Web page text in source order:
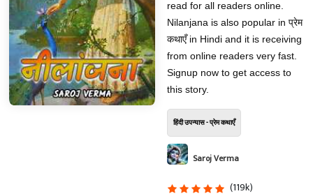
read for all readers online.
Nilanjana is also popular in प्रेम
कथाएँ in Hindi and it is receiving
from online readers very fast.
Signup now to get access to
this story.
हिंदी उपन्यास - प्रेम कथाएँ
Saroj Verma
(119k)